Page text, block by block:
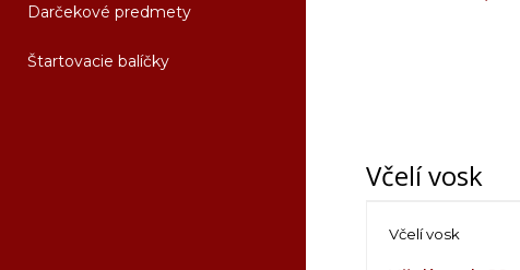
Darčekové predmety
Štartovacie balíčky
Včelí vosk
Včelí vosk